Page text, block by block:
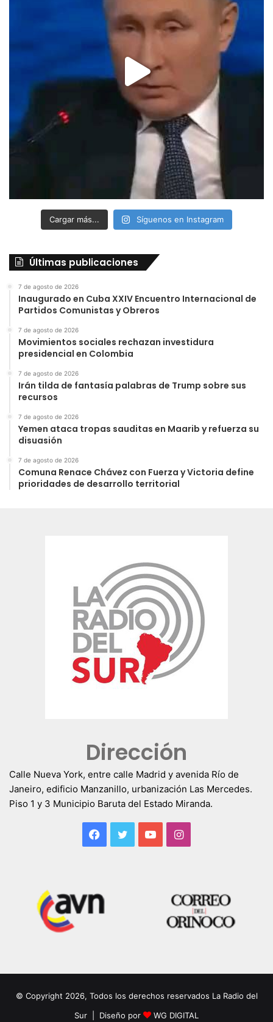
Cargar más... Síguenos en Instagram
Últimas publicaciones
7 de agosto de 2026
Inaugurado en Cuba XXIV Encuentro Internacional de
Partidos Comunistas y Obreros
7 de agosto de 2026
Movimientos sociales rechazan investidura
presidencial en Colombia
7 de agosto de 2026
Irán tilda de fantasía palabras de Trump sobre sus
recursos
7 de agosto de 2026
Yemen ataca tropas sauditas en Maarib y refuerza su
disuasión
7 de agosto de 2026
Comuna Renace Chávez con Fuerza y Victoria define
prioridades de desarrollo territorial
Dirección
Calle Nueva York, entre calle Madrid y avenida Río de
Janeiro, edificio Manzanillo, urbanización Las Mercedes.
Piso 1 y 3 Municipio Baruta del Estado Miranda.
Facebook
TwitterYouTubeInstagram
© Copyright 2026, Todos los derechos reservados La Radio del
Sur | Diseño por
WG DIGITAL